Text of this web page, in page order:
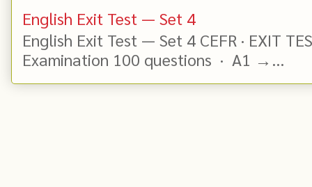
English Exit Test — Set 4
English Exit Test — Set 4 CEFR · EXIT
Examination 100 questions · A1 →...